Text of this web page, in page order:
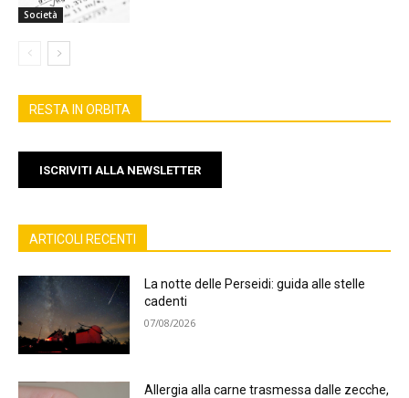
Società
RESTA IN ORBITA
ISCRIVITI ALLA NEWSLETTER
ARTICOLI RECENTI
La notte delle Perseidi: guida alle stelle
cadenti
07/08/2026
Allergia alla carne trasmessa dalle zecche,